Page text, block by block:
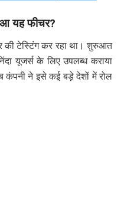
यह फीचर?
टेस्टिंग कर रहा था। शुरुआत
यूजर्स के लिए उपलब्ध कराया
कंपनी ने इसे कई बड़े देशों में रोल